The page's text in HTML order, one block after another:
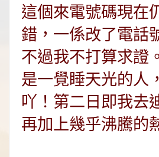
這個來電號碼現在
錯，一係改了電話
不過我不打算求證
是一覺睡天光的人
吖！第二日即我去
再加上幾乎沸騰的